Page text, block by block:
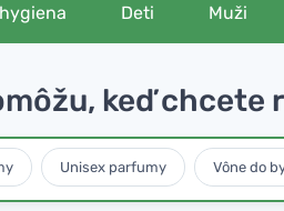
Deti Muži
keď chcete
Unisex parfumy Vône do